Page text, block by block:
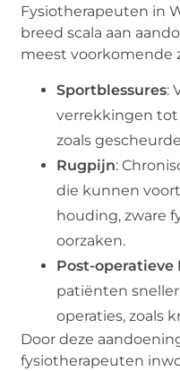
Fysiotherapeuten in
breed scala aan
meest voorkomende
Sportblessures:
verrekkingen tot
zoals
Rugpijn:
die kunnen
houding, zware
oorzaken.
Post-operatieve
patiënten
operaties, zoals
Door deze
fysiotherapeuten